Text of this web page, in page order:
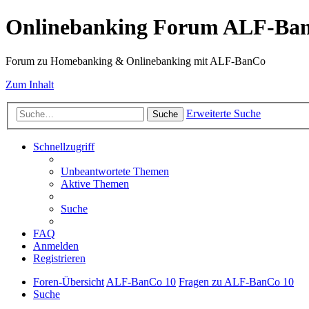
Onlinebanking Forum ALF-
Forum zu Homebanking & Onlinebanking mit ALF-BanCo
Zum Inhalt
Suche Erweiterte Suche
Schnellzugriff
Unbeantwortete Themen
Aktive Themen
Suche
FAQ
Anmelden
Registrieren
Foren-ÜbersichtALF-BanCo 10 Fragen zu ALF-BanCo 10
Suche